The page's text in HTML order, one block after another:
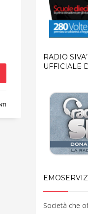
RADIO
UFFICIALE
EMOSERVIZI
Società che